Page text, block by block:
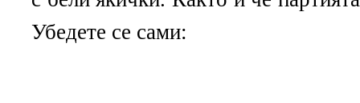
Убедете се сами: